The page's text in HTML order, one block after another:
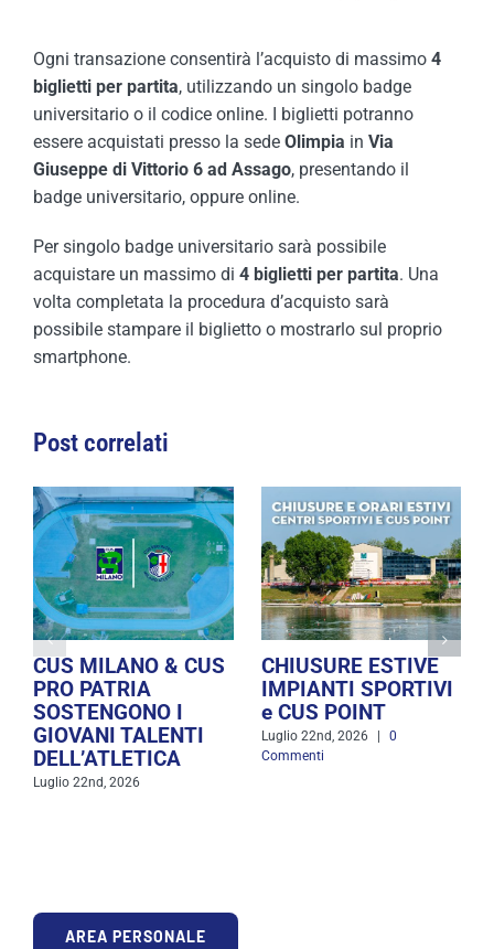
Ogni transazione consentirà l’acquisto di massimo 4
biglietti per partita, utilizzando un singolo badge
universitario o il codice online. I biglietti potranno
essere acquistati presso la sede Olimpia in Via
Giuseppe di Vittorio 6 ad Assago, presentando il
badge universitario, oppure online.
Per singolo badge universitario sarà possibile
acquistare un massimo di 4 biglietti per partita. Una
volta completata la procedura d’acquisto sarà
possibile stampare il biglietto o mostrarlo sul proprio
smartphone.
Post correlati
CUS MILANO & CUS
PRO PATRIA
SOSTENGONO I
GIOVANI TALENTI
DELL’ATLETICA
Luglio 22nd, 2026
CHIUSURE ESTIVE
IMPIANTI SPORTIVI
e CUS POINT
Luglio 22nd, 2026
0
Commenti
AREA PERSONALE